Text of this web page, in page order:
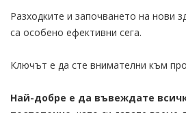
Разходките и започването на нови
са особено ефективни сега.
Ключът е да сте внимателни към
Най-добре е да въвеждате